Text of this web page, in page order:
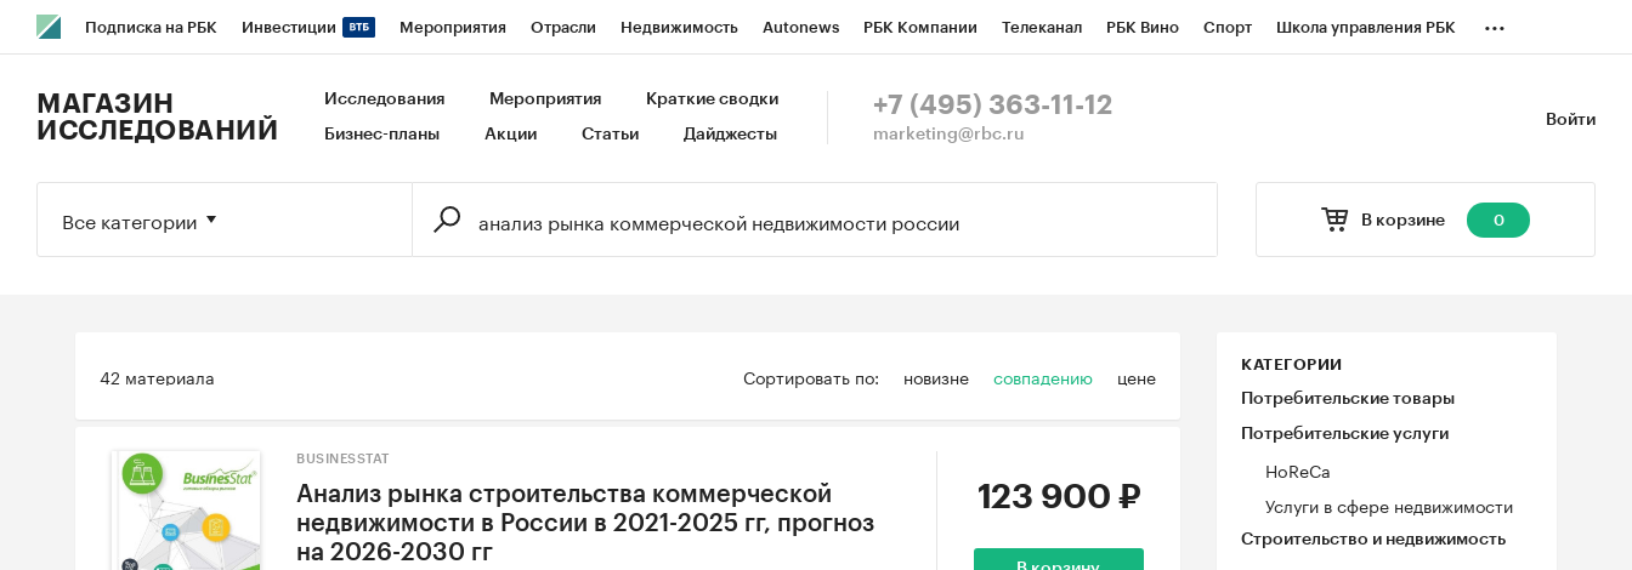
Подписка на РБК Инвестиции Мероприятия Отрасли Недвижимость Autonews РБК Компании Телеканал РБК Вино Спорт Школа управления РБК
Исследования Кредитные рейтинги Франшизы Газета Спецпроекты СПб Конференции СПб Спецпроекты
...
Войти
МАГАЗИН
ИССЛЕДОВАНИЙ
Исследования Мероприятия Краткие сводки
Бизнес-планы Акции Статьи Дайджесты
+7 (495) 363-11-12
marketing@rbc.ru
В корзине 0
Все категории
Сортировать по: новизне совпадению цене
42 материала КАТЕГОРИИ
Потребительские товары
Потребительские услуги
HoReCa
Услуги в сфере недвижимости
Строительство и недвижимость
BUSINESSTAT
Анализ рынка строительства коммерческой
недвижимости в России в 2021-2025 гг, прогноз
на 2026-2030 гг
123 900 ₽